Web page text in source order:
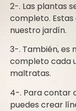
2-. Las plantas
completo.
nuestro jardín.
3-. También, es
completo cada
maltratas.
4-. Para contar
puedes crear